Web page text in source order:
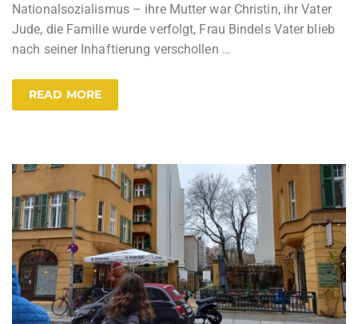
Nationalsozialismus – ihre Mutter war Christin, ihr Vater
Jude, die Familie wurde verfolgt, Frau Bindels Vater blieb
nach seiner Inhaftierung verschollen …
READ MORE